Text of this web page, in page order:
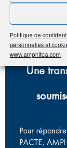
Politique de
personnelles et
www.amphitea.com
Une
Pour
PACTE,